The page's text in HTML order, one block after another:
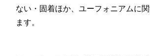
ない・固着ほか、ユーフォニアムに
ます。